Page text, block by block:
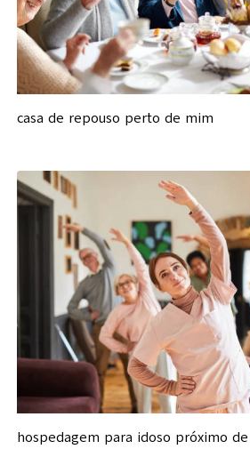
casa de repouso perto de mim
hospedagem para idoso próximo